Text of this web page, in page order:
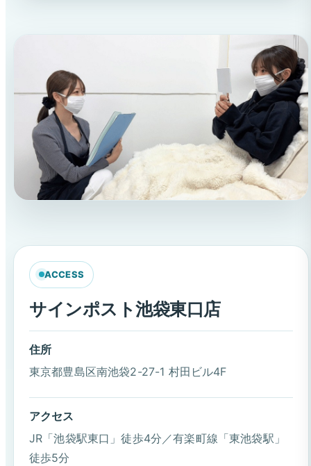
ACCESS
サインポスト池袋東口店
住所
東京都豊島区南池袋2-27-1 村田ビル4F
アクセス
JR「池袋駅東口」徒歩4分／有楽町線「東池袋駅」
徒歩5分